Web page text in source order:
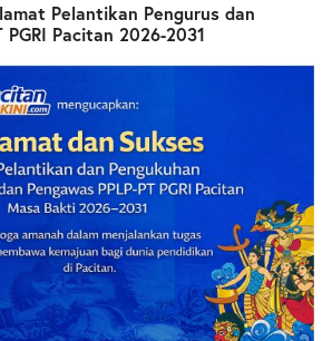
Pelantikan Pengurus dan
PGRI Pacitan 2026-2031